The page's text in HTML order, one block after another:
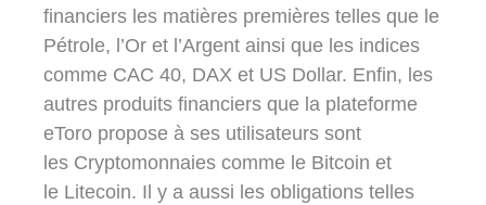
financiers les matières premières telles que le
Pétrole, l’Or et l’Argent ainsi que les indices
comme CAC 40, DAX et US Dollar. Enfin, les
autres produits financiers que la plateforme
eToro propose à ses utilisateurs sont
les Cryptomonnaies comme le Bitcoin et
le Litecoin. Il y a aussi les obligations telles